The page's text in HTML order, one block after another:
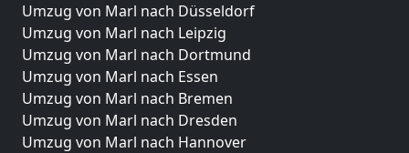
Umzug von Marl nach Düsseldorf
Umzug von Marl nach Leipzig
Umzug von Marl nach Dortmund
Umzug von Marl nach Essen
Umzug von Marl nach Bremen
Umzug von Marl nach Dresden
Umzug von Marl nach Hannover